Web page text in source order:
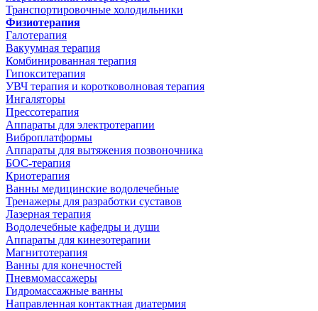
Транспортировочные холодильники
Физиотерапия
Галотерапия
Вакуумная терапия
Комбинированная терапия
Гипокситерапия
УВЧ терапия и коротковолновая терапия
Ингаляторы
Прессотерапия
Аппараты для электротерапии
Виброплатформы
Аппараты для вытяжения позвоночника
БОС-терапия
Криотерапия
Ванны медицинские водолечебные
Тренажеры для разработки суставов
Лазерная терапия
Водолечебные кафедры и души
Аппараты для кинезотерапии
Магнитотерапия
Ванны для конечностей
Пневмомассажеры
Гидромассажные ванны
Направленная контактная диатермия